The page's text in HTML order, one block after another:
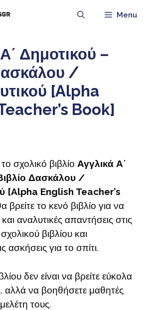
Menu
Δημοτικού –
/
[Alpha
Book]
σχολικό βιβλίο Αγγλικά Α΄
Δασκάλου /
[Alpha English Teacher’s
βρείτε το κενό βιβλίο για να
αναλυτικές απαντήσεις στις
βιβλίου και
ασκήσεις για το σπίτι.
δεν είναι να βρείτε εύκολα
αλλά να βοηθήσετε μαθητές
τους.